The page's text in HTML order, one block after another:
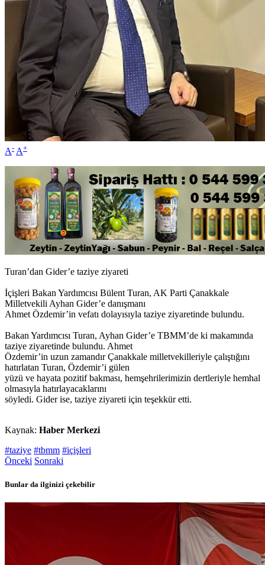
A- A+
Turan’dan Gider’e taziye ziyareti
İçişleri Bakan Yardımcısı Bülent Turan, AK Parti Çanakkale
Milletvekili Ayhan Gider’e danışmanı
Ahmet Özdemir’in vefatı dolayısıyla taziye ziyaretinde bulundu.
Bakan Yardımcısı Turan, Ayhan Gider’e TBMM’de ki makamında
taziye ziyaretinde bulundu. Ahmet
Özdemir’in uzun zamandır Çanakkale milletvekilleriyle çalıştığını
hatırlatan Turan, Özdemir’i gülen
yüzü ve hayata pozitif bakması, hemşehrilerimizin dertleriyle hemhal
olmasıyla hatırlayacaklarını
söyledi. Gider ise, taziye ziyareti için teşekkür etti.
Kaynak: Haber Merkezi
#taziye #tbmm #içişleri
Önceki Sonraki
Bunlar da ilginizi çekebilir